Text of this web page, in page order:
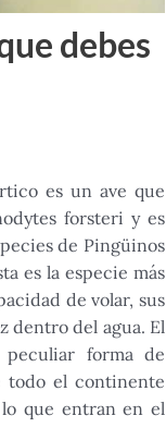
debes
es un ave que
forsteri y es
de Pingüinos
es la especie más
de volar, sus
dentro del agua. El
forma de
todo el continente
que entran en el